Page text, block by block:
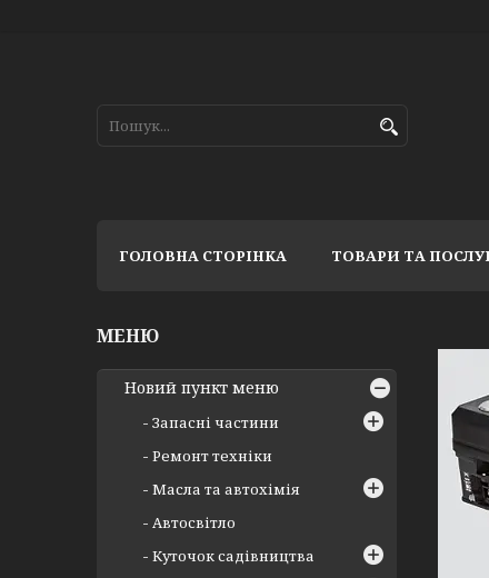
ГОЛОВНА СТОРІНКА ТОВАРИ ТА
Новий пункт меню
Запасні частини
Ремонт техніки
Масла та автохімія
Автосвітло
Куточок садівництва